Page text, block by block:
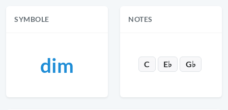
SYMBOLE
dim
NOTES
C E♭ G♭